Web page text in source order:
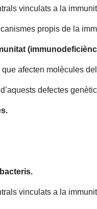
vinculats a la
propis de la
afecten molècules
defectes
vinculats a la